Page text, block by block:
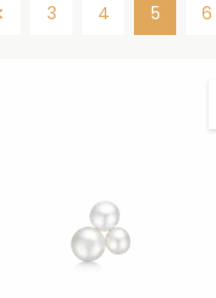
Side
3 Side
4 Side
5 6